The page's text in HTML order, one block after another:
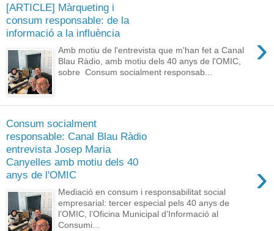
[ARTICLE] Màrqueting i
consum responsable: de la
informació a la influència
›
Amb motiu de l'entrevista que m'han fet a Canal
Blau Ràdio, amb motiu dels 40 anys de l'OMIC,
sobre Consum socialment responsab...
Consum socialment
responsable: Canal Blau Ràdio
entrevista Josep Maria
Canyelles amb motiu dels 40
anys de l'OMIC
›
Mediació en consum i responsabilitat social
empresarial: tercer especial pels 40 anys de
l’OMIC, l’Oficina Municipal d’Informació al
Consumi...